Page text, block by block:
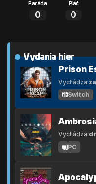
Paráda
0
Plač
0
Vydania hier
Prison
Vychádza:
Switch
Vychádza:
PC